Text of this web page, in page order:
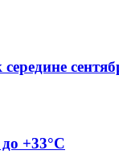
+33°C